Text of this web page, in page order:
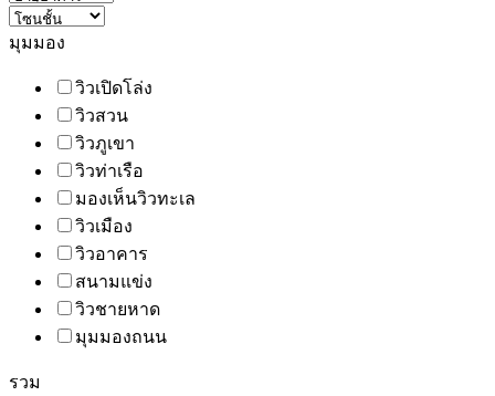
มุมมอง
วิวเปิดโล่ง
วิวสวน
วิวภูเขา
วิวท่าเรือ
มองเห็นวิวทะเล
วิวเมือง
วิวอาคาร
สนามแข่ง
วิวชายหาด
มุมมองถนน
รวม